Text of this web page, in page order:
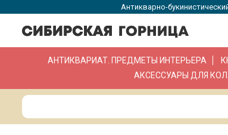
Антикварно-
АНТИКВАРИАТ. ПРЕДМЕТЫ ИНТЕРЬЕРА
АКСЕССУАРЫ ДЛЯ